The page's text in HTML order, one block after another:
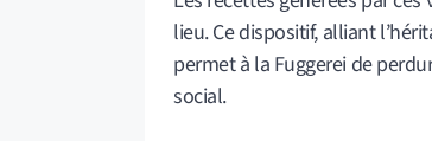
lieu. Ce dispositif, alliant
permet à la Fuggerei de
social.